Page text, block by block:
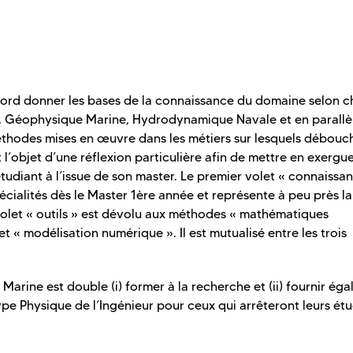
donner les bases de la connaissance du domaine selon
Géophysique Marine, Hydrodynamique Navale et en
mises en œuvre dans les métiers sur lesquels
d’une réflexion particulière afin de mettre en
à l’issue de son master. Le premier volet «
dès le Master 1ère année et représente à peu près
« outils » est dévolu aux méthodes « mathématiques
« modélisation numérique ». Il est mutualisé entre les trois
est double (i) former à la recherche et (ii) fournir
Physique de l’Ingénieur pour ceux qui arrêteront leurs